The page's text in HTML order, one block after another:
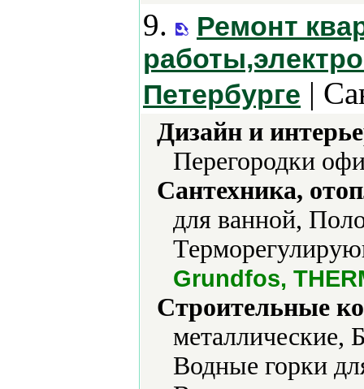
9.
Ремонт
Петербурге |
Дизайн и
Перегородки
Сантехника,
для ванной,
Grundfos,
Строительные
металлические,
Водные горки